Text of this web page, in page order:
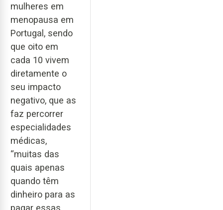
mulheres em
menopausa em
Portugal, sendo
que oito em
cada 10 vivem
diretamente o
seu impacto
negativo, que as
faz percorrer
especialidades
médicas,
“muitas das
quais apenas
quando têm
dinheiro para as
pagar essas